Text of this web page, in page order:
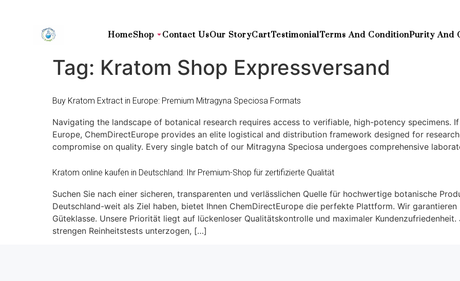
HomeShop Contact UsOur StoryCartTestimonialTerms And ConditionPurity And
Tag: Kratom Shop Expressversand
Buy Kratom Extract in Europe: Premium Mitragyna Speciosa Formats
Navigating the landscape of botanical research requires access to verifiable, high-potency
Europe, ChemDirectEurope provides an elite logistical and distribution framework designed for
compromise on quality. Every single batch of our Mitragyna Speciosa undergoes comprehensive
Kratom online kaufen in Deutschland: Ihr Premium-Shop für zertifizierte Qualität
Suchen Sie nach einer sicheren, transparenten und verlässlichen Quelle für hochwertige botanische
Deutschland-weit als Ziel haben, bietet Ihnen ChemDirectEurope die perfekte Plattform. Wir
Güteklasse. Unsere Priorität liegt auf lückenloser Qualitätskontrolle und maximaler
strengen Reinheitstests unterzogen, […]